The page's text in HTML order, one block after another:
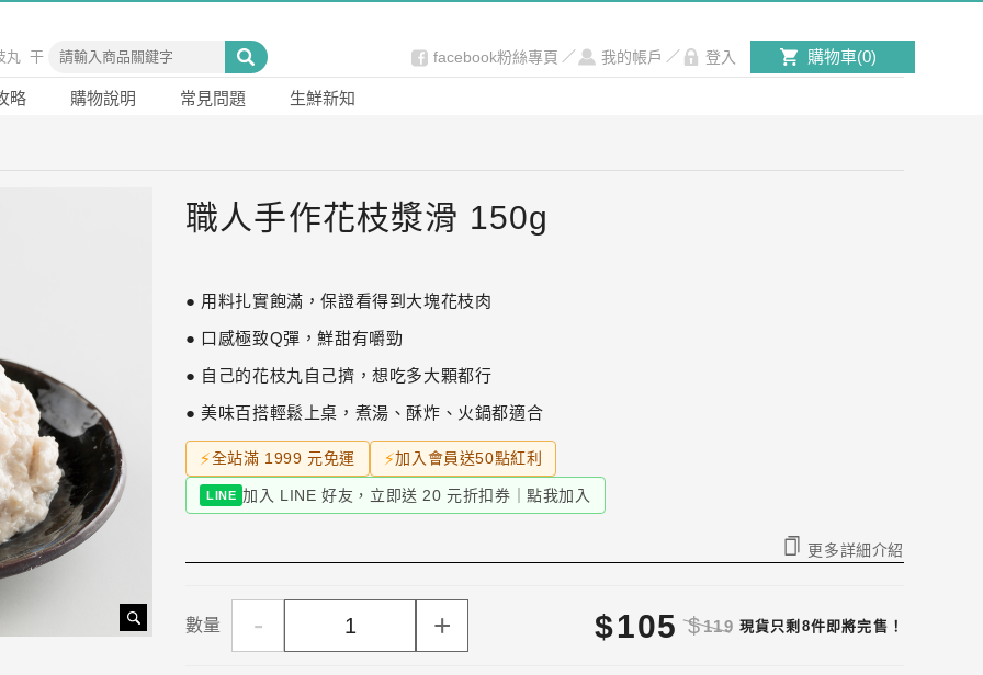
丸 干
網
facebook粉絲專頁 ／ 我的帳戶 ／ 登入 購物車(0)
略 購物說明 常見問題 生鮮新知
職人手作花枝漿滑 150g
● 用料扎實飽滿，保證看得到大塊花枝肉
● 口感極致Q彈，鮮甜有嚼勁
● 自己的花枝丸自己擠，想吃多大顆都行
● 美味百搭輕鬆上桌，煮湯、酥炸、火鍋都適合
⚡全站滿 1999 元免運 ⚡加入會員送50點紅利
LINE 加入 LINE 好友，立即送 20 元折扣券｜點我加入
更多詳細介紹
數量 - + $105 $119 現貨只剩8件即將完售！